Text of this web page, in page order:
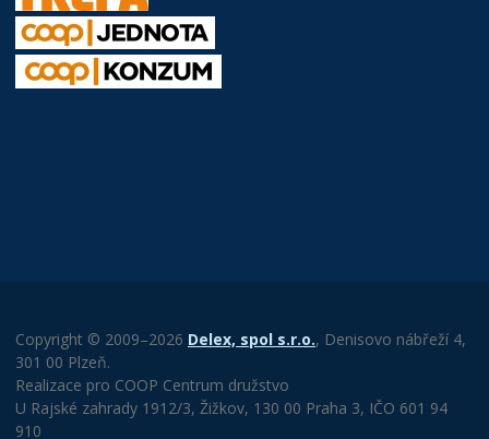
Copyright © 2009–2026 Delex, spol s.r.o., Denisovo nábřeží 4,
301 00 Plzeň.
Realizace pro COOP Centrum družstvo
U Rajské zahrady 1912/3, Žižkov, 130 00 Praha 3, IČO 601 94
910